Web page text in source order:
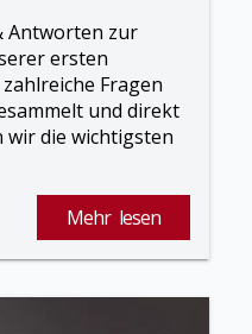
Antworten zur
ersten
Fragen
und direkt
die wichtigsten
Mehr lesen